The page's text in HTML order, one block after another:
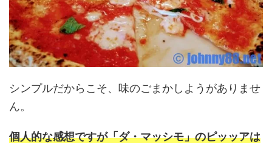
シンプルだからこそ、味のごまかしようがありませ
ん。
個人的な感想ですが「ダ・マッシモ」のピッッアは